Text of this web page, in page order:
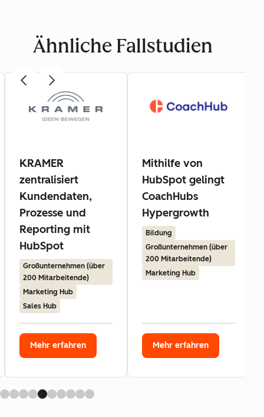
Ähnliche Fallstudien
KRAMER
zentralisiert
Kundendaten,
Prozesse und
Reporting mit
HubSpot
Großunternehmen (über
200 Mitarbeitende)
Marketing Hub
Sales Hub
Mehr erfahren
Mithilfe von
HubSpot gelingt
CoachHubs
Hypergrowth
Bildung
Großunternehmen (über
200 Mitarbeitende)
Marketing Hub
Mehr erfahren